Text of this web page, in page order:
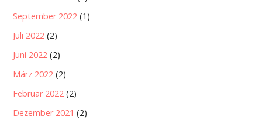
September 2022 (1)
Juli 2022 (2)
Juni 2022 (2)
März 2022 (2)
Februar 2022 (2)
Dezember 2021 (2)